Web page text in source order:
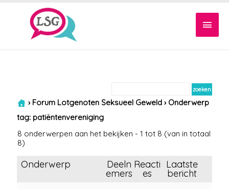
› Forum Lotgenoten Seksueel Geweld › Onderwerp
tag: patiëntenvereniging
8 onderwerpen aan het bekijken - 1 tot 8 (van in totaal
8)
Onderwerp Deeln
emers
Reacti
es
Laatste
bericht